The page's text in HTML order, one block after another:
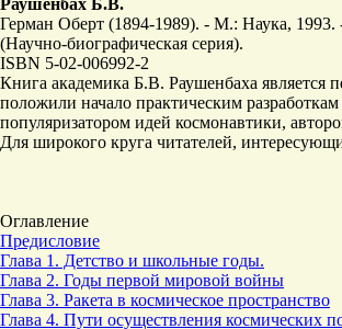
Раушенбах Б.В.
Герман Оберт (1894-1989). - М.: Наука, 1993.
(Научно-биографическая серия).
ISBN 5-02-006992-2
Книга академика Б.В. Раушенбаха является
положили начало практическим
популяризатором идей космонавтики,
Для широкого круга читателей,
Оглавление
Предисловие
Глава 1. Детство и школьные годы.
Глава 2. Годы первой мировой войны
Глава 3. Ракета в космическое пространство
Глава 4. Пути осуществления космических